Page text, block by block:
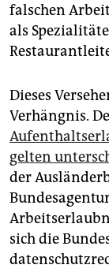
falschen
als
Dieses
Verhängnis.
gelten
der
sich die